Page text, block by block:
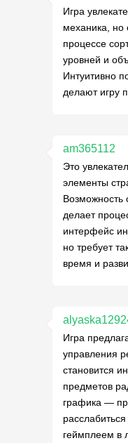
Игра
механика, но
процессе
уровней и
Интуитивно
делают игру
am365112
Это
элементы
Возможность
делает
интерфейс
но требует
время и
Игра
управления
становится
предметов
графика —
геймплеем в